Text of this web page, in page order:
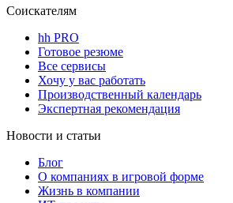
Соискателям
hh PRO
Готовое резюме
Все сервисы
Хочу у вас работать
Производственный календарь
Экспертная рекомендация
Новости и статьи
Блог
О компаниях в игровой форме
Жизнь в компании